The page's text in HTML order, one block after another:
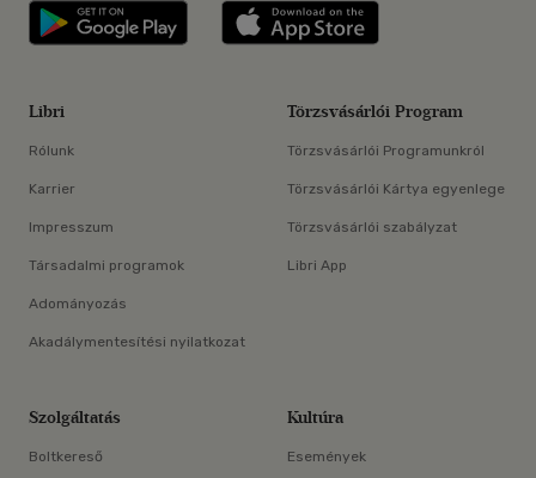
Libri applikáció Szerezd meg: Google
Libri
Rólunk
Karrier
Impresszum
Társadalmi programok
Adományozás
Akadálymentesítési nyilatkozat
Törzsvásárlói Program
Törzsvásárlói Programunkról
Törzsvásárlói Kártya egyenlege
Törzsvásárlói szabályzat
Libri App
Szolgáltatás
Boltkereső
Kultúra
Események